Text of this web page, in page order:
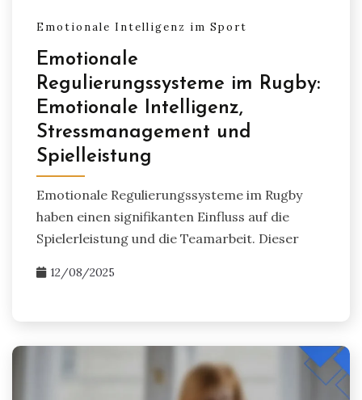
Emotionale Intelligenz im Sport
Emotionale
Regulierungssysteme im Rugby:
Emotionale Intelligenz,
Stressmanagement und
Spielleistung
Emotionale Regulierungssysteme im Rugby
haben einen signifikanten Einfluss auf die
Spielerleistung und die Teamarbeit. Dieser
12/08/2025